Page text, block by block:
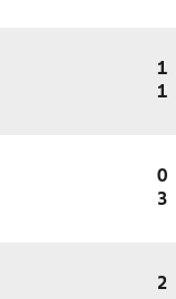
1
1
0
3
2